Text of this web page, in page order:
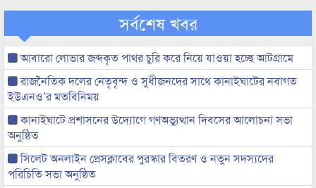
সর্বশেষ খবর
আবারো লোভার জব্দকৃত পাথর চুরি করে নিয়ে যাওয়া হচ্ছে আটগ্রামে
রাজনৈতিক দলের নেতৃবৃন্দ ও সুধীজনদের সাথে কানাইঘাটের নবাগত
ইউএনও’র মতবিনিময়
কানাইঘাটে প্রশাসনের উদ্যোগে গণঅভ্যুত্থান দিবসের আলোচনা সভা
অনুষ্ঠিত
সিলেট অনলাইন প্রেসক্লাবের পুরস্কার বিতরণ ও নতুন সদস্যদের
পরিচিতি সভা অনুষ্ঠিত